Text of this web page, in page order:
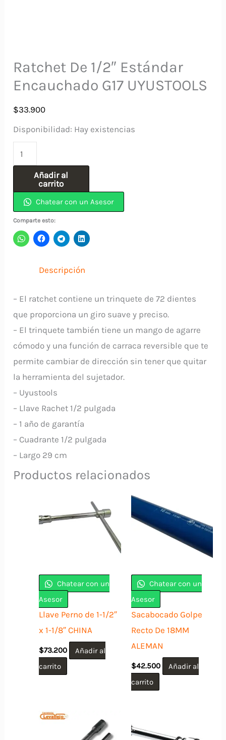
Ratchet De 1/2″ Estándar
Encauchado G17 UYUSTOOLS
$33.900
Disponibilidad: Hay existencias
De
Estándar
Encauchado
UYUSTOOLS
Añadir al
carrito
Chatear con un Asesor
Comparte esto:
Descripción
– El ratchet contiene un trinquete de 72 dientes
que proporciona un giro suave y preciso.
– El trinquete también tiene un mango de agarre
cómodo y una función de carraca reversible que te
permite cambiar de dirección sin tener que quitar
la herramienta del sujetador.
– Uyustools
– Llave Rachet 1/2 pulgada
– 1 año de garantía
– Cuadrante 1/2 pulgada
– Largo 29 cm
Productos relacionados
Chatear con un
Asesor
Llave Perno de 1-1/2″
x 1-1/8″ CHINA
$73.200
Añadir al
carrito
Chatear con un
Asesor
Sacabocado Golpe
Recto De 18MM
ALEMAN
$42.500
Añadir al
carrito